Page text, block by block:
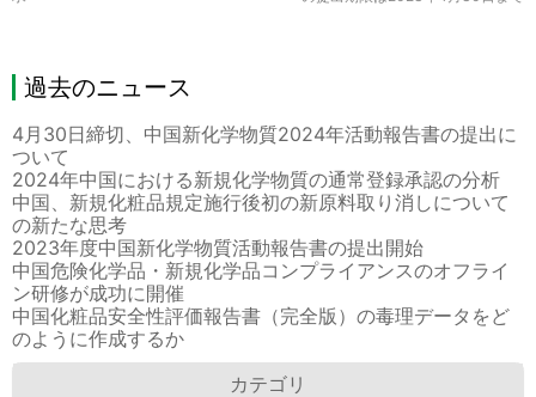
過去のニュース
4月30日締切、中国新化学物質2024年活動報告書の提出に
ついて
2024年中国における新規化学物質の通常登録承認の分析
中国、新規化粧品規定施行後初の新原料取り消しについて
の新たな思考
2023年度中国新化学物質活動報告書の提出開始
中国危険化学品・新規化学品コンプライアンスのオフライ
ン研修が成功に開催
中国化粧品安全性評価報告書（完全版）の毒理データをど
のように作成するか
カテゴリ